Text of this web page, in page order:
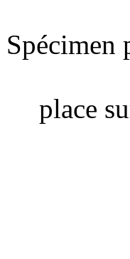
Spécimen
place